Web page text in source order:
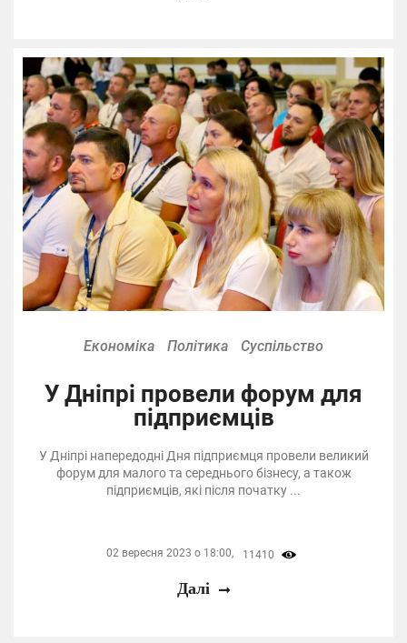
Економіка Політика Суспільство
У Дніпрі провели форум для
підприємців
У Дніпрі напередодні Дня підприємця провели великий
форум для малого та середнього бізнесу, а також
підприємців, які після початку ...
02 вересня 2023 о 18:00, 11410
Далі